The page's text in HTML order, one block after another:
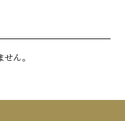
ん。